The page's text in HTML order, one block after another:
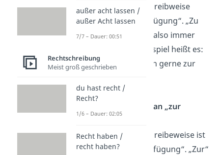
Die richtige Schreibweise
lautet „zur Verfügung“. „Zu
Verfügung“ ist also immer
falsch. Zum Beispiel heißt es:
„Ich stehe Ihnen gerne zur
Wie schreibt man „zur
Die richtige Schreibeweise ist
immer „zur Verfügung“. „Zur“
außer acht lassen /
außer Acht lassen
7/7 – Dauer: 00:51
Rechtschreibung
Meist groß geschrieben
du hast recht /
Recht?
1/6 – Dauer: 02:05
Recht haben /
recht haben?